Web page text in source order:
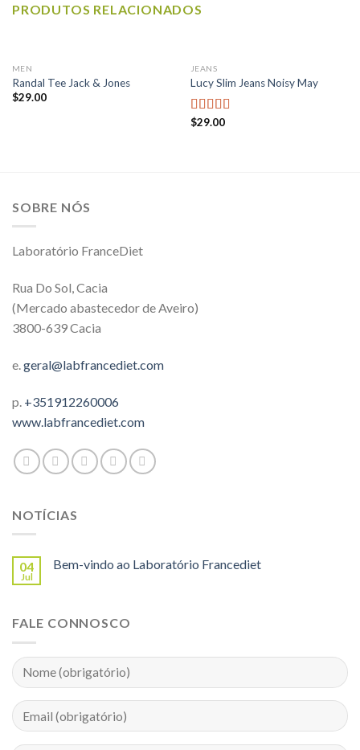
PRODUTOS RELACIONADOS
MEN
Randal Tee Jack & Jones
$29.00
JEANS
Lucy Slim Jeans Noisy May
Avaliação
$29.00
SOBRE NÓS
Laboratório FranceDiet
Rua Do Sol, Cacia
(Mercado abastecedor de Aveiro)
3800-639 Cacia
e.geral@labfrancediet.com
p. +351912260006
www.labfrancediet.com
NOTÍCIAS
04
Jul
Bem-vindo ao Laboratório Francediet
FALE CONNOSCO